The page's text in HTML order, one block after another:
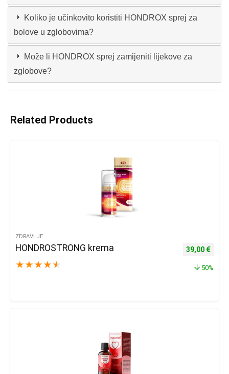
Koliko je učinkovito koristiti HONDROX sprej za
bolove u zglobovima?
Može li HONDROX sprej zamijeniti lijekove za
zglobove?
Related Products
ZDRAVLJE
HONDROSTRONG krema
★ ★ ★ ★ ★
Izvorna
39,00 €
50%